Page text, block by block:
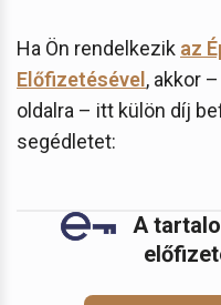
Ha Ön rendelkezik az
Előfizetésével, akkor
oldalra – itt külön díj
segédletet:
A